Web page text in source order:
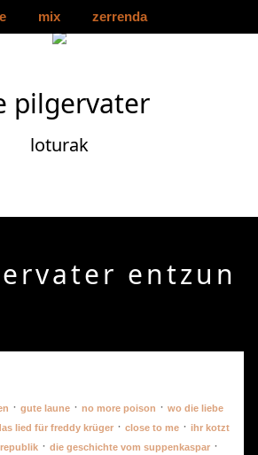
mix zerrenda
pilgervater
loturak
entzun
· gute laune · no more poison · wo die liebe
lied für freddy krüger · close to me · ihr kotzt
· die geschichte vom suppenkaspar ·